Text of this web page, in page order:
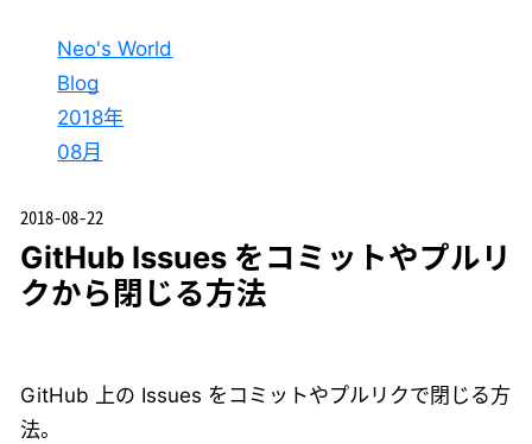
Neo's World
Blog
2018年
08月
2018-08-22
GitHub Issues をコミットやプルリ
クから閉じる方法
GitHub 上の Issues をコミットやプルリクで閉じる方
法。